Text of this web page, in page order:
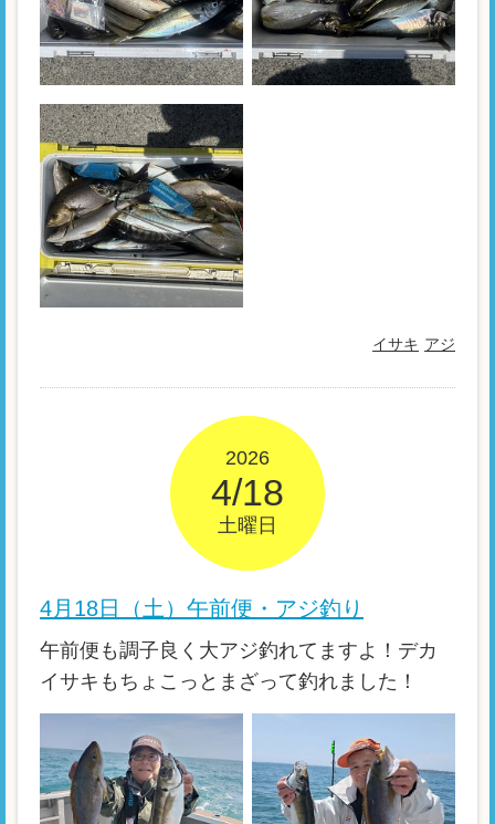
イサキ アジ
2026
4/18
土曜日
4月18日（土）午前便・アジ釣り
午前便も調子良く大アジ釣れてますよ！デカ
イサキもちょこっとまざって釣れました！